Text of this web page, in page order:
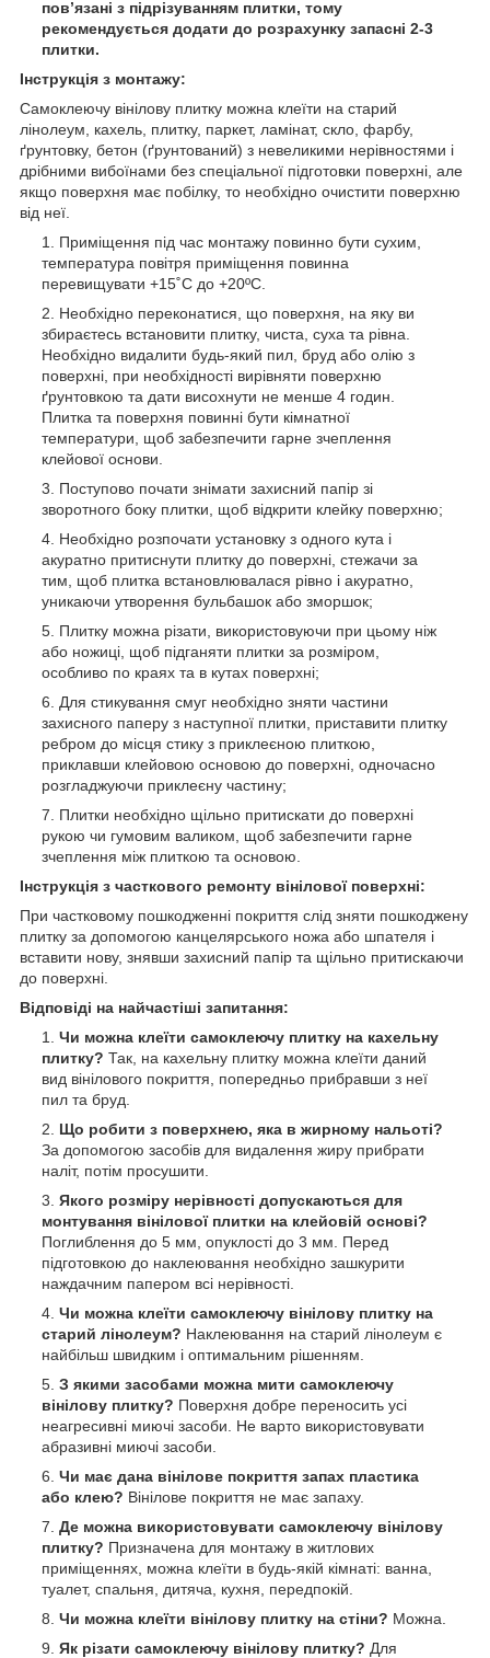
пов’язані з підрізуванням плитки, тому
рекомендується додати до розрахунку запасні 2-3
плитки.
Інструкція з монтажу:
Самоклеючу вінілову плитку можна клеїти на старий
лінолеум, кахель, плитку, паркет, ламінат, скло, фарбу,
ґрунтовку, бетон (ґрунтований) з невеликими нерівностями і
дрібними вибоїнами без спеціальної підготовки поверхні, але
якщо поверхня має побілку, то необхідно очистити поверхню
від неї.
Приміщення під час монтажу повинно бути сухим,
температура повітря приміщення повинна
перевищувати +15˚С до +20ºС.
Необхідно переконатися, що поверхня, на яку ви
збираєтесь встановити плитку, чиста, суха та рівна.
Необхідно видалити будь-який пил, бруд або олію з
поверхні, при необхідності вирівняти поверхню
ґрунтовкою та дати висохнути не менше 4 годин.
Плитка та поверхня повинні бути кімнатної
температури, щоб забезпечити гарне зчеплення
клейової основи.
Поступово почати знімати захисний папір зі
зворотного боку плитки, щоб відкрити клейку поверхню;
Необхідно розпочати установку з одного кута і
акуратно притиснути плитку до поверхні, стежачи за
тим, щоб плитка встановлювалася рівно і акуратно,
уникаючи утворення бульбашок або зморшок;
Плитку можна різати, використовуючи при цьому ніж
або ножиці, щоб підганяти плитки за розміром,
особливо по краях та в кутах поверхні;
Для стикування смуг необхідно зняти частини
захисного паперу з наступної плитки, приставити плитку
ребром до місця стику з приклеєною плиткою,
приклавши клейовою основою до поверхні, одночасно
розгладжуючи приклеєну частину;
Плитки необхідно щільно притискати до поверхні
рукою чи гумовим валиком, щоб забезпечити гарне
зчеплення між плиткою та основою.
Інструкція з часткового ремонту вінілової поверхні:
При частковому пошкодженні покриття слід зняти пошкоджену
плитку за допомогою канцелярського ножа або шпателя і
вставити нову, знявши захисний папір та щільно притискаючи
до поверхні.
Відповіді на найчастіші запитання:
Чи можна клеїти самоклеючу плитку на кахельну
плитку? Так, на кахельну плитку можна клеїти даний
вид вінілового покриття, попередньо прибравши з неї
пил та бруд.
Що робити з поверхнею, яка в жирному нальоті?
За допомогою засобів для видалення жиру прибрати
наліт, потім просушити.
Якого розміру нерівності допускаються для
монтування вінілової плитки на клейовій основі?
Поглиблення до 5 мм, опуклості до 3 мм. Перед
підготовкою до наклеювання необхідно зашкурити
наждачним папером всі нерівності.
Чи можна клеїти самоклеючу вінілову плитку на
старий лінолеум? Наклеювання на старий лінолеум є
найбільш швидким і оптимальним рішенням.
З якими засобами можна мити самоклеючу
вінілову плитку? Поверхня добре переносить усі
неагресивні миючі засоби. Не варто використовувати
абразивні миючі засоби.
Чи має дана вінілове покриття запах пластика
або клею? Вінілове покриття не має запаху.
Де можна використовувати самоклеючу вінілову
плитку? Призначена для монтажу в житлових
приміщеннях, можна клеїти в будь-якій кімнаті: ванна,
туалет, спальня, дитяча, кухня, передпокій.
Чи можна клеїти вінілову плитку на стіни? Можна.
Як різати самоклеючу вінілову плитку? Для